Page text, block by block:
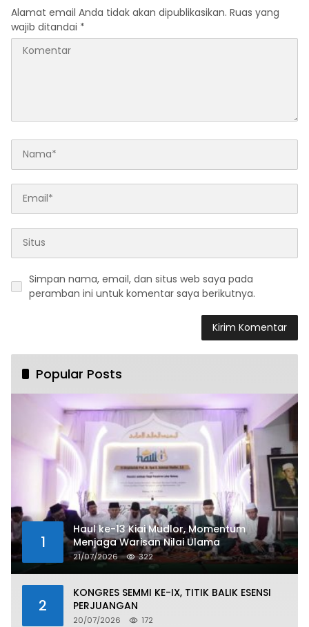
Alamat email Anda tidak akan dipublikasikan. Ruas yang
wajib ditandai *
Simpan nama, email, dan situs web saya pada
peramban ini untuk komentar saya berikutnya.
Popular Posts
1
Haul ke-13 Kiai Mudlor, Momentum
Menjaga Warisan Nilai Ulama
21/07/2026 322
2
KONGRES SEMMI KE-IX, TITIK BALIK ESENSI
PERJUANGAN
20/07/2026 172